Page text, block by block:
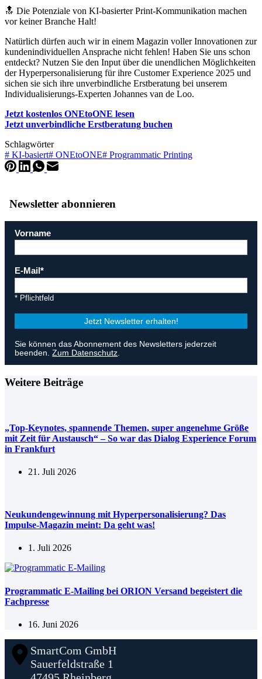
🔝 Die Potenziale von KI-basierter Print-Kommunikation machen
vor keiner Branche Halt!
Natürlich dürfen auch wir in einem Magazin voller Innovationen zur
kundenindividuellen Ansprache nicht fehlen! Haben Sie uns schon
entdeckt? Nutzen Sie den Input über die unendlichen Möglichkeiten
der Hyperpersonalisierung für ihre Customer Experience 2025 und
sichen sie sich ihre unverbindliche Erstberatung bei unserem
Individualisierungs-Experten Johannes van de Loo.
Jetzt kostenlos ONEtoONE lesen
Jetzt unverbindliche Erstberatung buchen
Schlagwörter
# KI-basiert# ONEtoONE# Programmatic Printing
Newsletter abonnieren
Vorname
E-Mail
* Pflichtfeld
Jetzt Newsletter erhalten!
Sie können das Abonnement des Newsletters jederzeit
beenden.Zum Datenschutz
Weitere Beiträge
„Top-Keynotes, spannende Themen, super angenehme Größe
mit Zeit für Austausch“ – So war das Dialog Experience Forum
in Frankfurt
21. Juli 2026
Neukundengewinnung mit Hyperpersonalisierung? Das
Impulse-Magazin meint: Da geht was!
1. Juli 2026
Programmatic E-Mailing bei ORION Versand begeistert die
Fachpresse
16. Juni 2026
SmartCom GmbH
Sauerfeldstraße 1